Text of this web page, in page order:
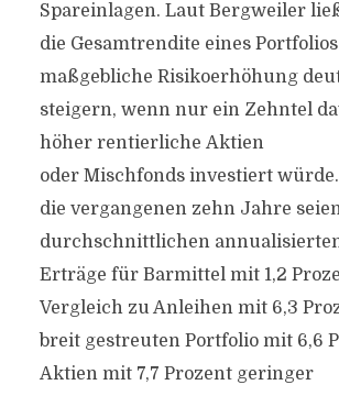
Spareinlagen. Laut Bergweiler
die Gesamtrendite eines
maßgebliche Risikoerhöhung
steigern, wenn nur ein Zehntel
höher rentierliche Aktien
oder Mischfonds investiert
die vergangenen zehn Jahre
durchschnittlichen
Erträge für Barmittel mit 1,2
Vergleich zu Anleihen mit 6,3
breit gestreuten Portfolio mit 6,6
Aktien mit 7,7 Prozent geringer